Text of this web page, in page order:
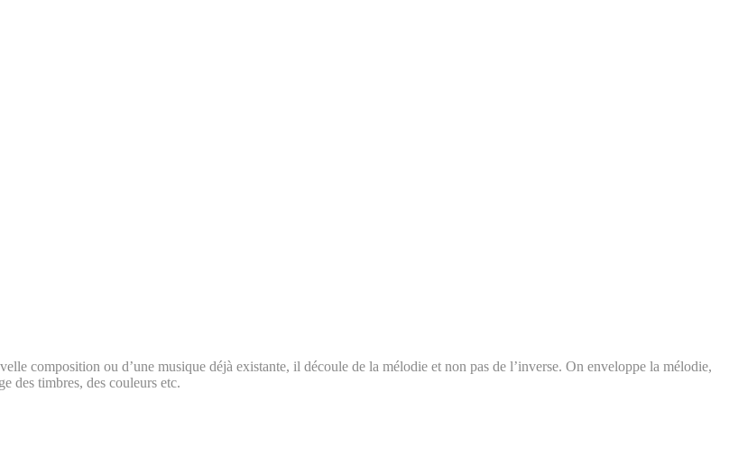
composition ou d’une musique déjà existante, il découle de la mélodie et non pas de l’inverse. On enveloppe la mélodie,
des timbres, des couleurs etc.